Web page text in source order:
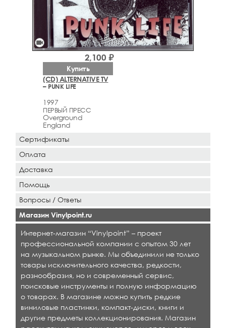
videocam
(CD) ALTERNATIVE TV
– PUNK LIFE
1997
ПЕРВЫЙ ПРЕСС
Overground
England
2,100 ₽
Купить
Сертификаты
Оплата
Доставка
Помощь
Вопросы / Ответы
Магазин Vinylpoint.ru
Интернет-магазин “Vinylpoint” – проект
профессиональной компании с опытом 30 лет
на музыкальном рынке. Мы объединили не только
товары исключительного качества, редкости,
разнообразия, но и современный сервис,
поисковые инструменты и полную информацию
о товарах. В магазине можно купить редкие
виниловые пластинки, компакт-диски, книги и
другие предметы коллекционирования. Магазин